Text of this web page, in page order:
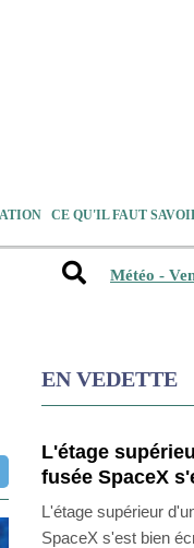
CE QU'IL FAUT
Météo -
EN VEDETTE
L'étage
fusée SpaceX
sur la Lune
L'étage supérieur
SpaceX s'est bien